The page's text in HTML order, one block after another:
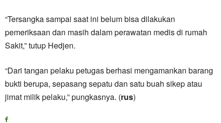
“Tersangka sampai saat ini belum bisa dilakukan
pemeriksaan dan masih dalam perawatan medis di rumah
Sakit,” tutup Hedjen.
“Dari tangan pelaku petugas berhasi mengamankan barang
bukti berupa, sepasang sepatu dan satu buah sikep atau
jimat milik pelaku,” pungkasnya. (rus)